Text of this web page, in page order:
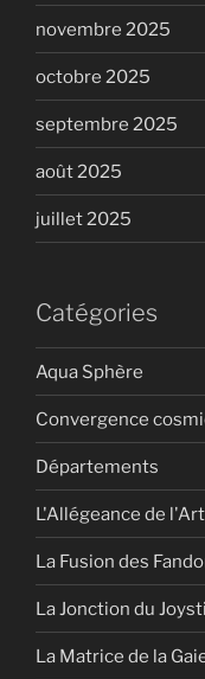
novembre 2025
octobre 2025
septembre 2025
août 2025
juillet 2025
Catégories
Aqua Sphère
Convergence
Départements
L'Allégeance de l'Art
La Fusion des
La Jonction du
La Matrice de la